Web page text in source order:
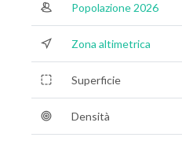
Popolazione 2026
Zona altimetrica
Superficie
Densità